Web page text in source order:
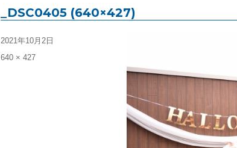
_DSC0405 (640×427)
投
稿
2021年10月2日
フ
640 × 427